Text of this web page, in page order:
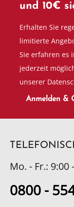
und 10€
Erhalten Sie
limitierte
Sie erfahren es
jederzeit
unserer
Anmelden &
Mo. - Fr.: 9:00
0800 -